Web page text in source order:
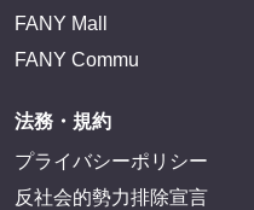
FANY Mall
FANY Commu
法務・規約
プライバシーポリシー
反社会的勢力排除宣言